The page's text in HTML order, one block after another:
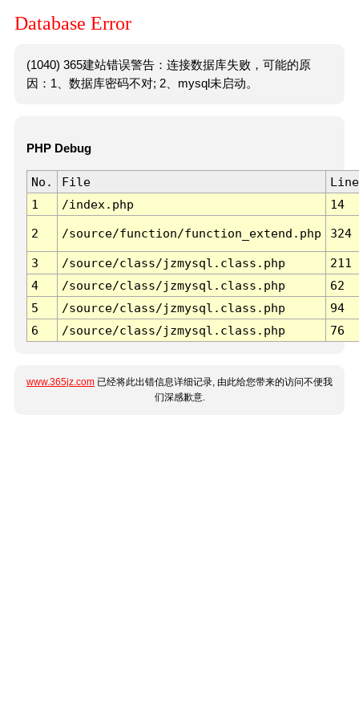
Database Error
(1040) 365建站错误警告：连接数据库失败，可能的原
因：1、数据库密码不对; 2、mysql未启动。
PHP Debug
No. File
Line
1
/index.php 14
2 /source/function/function_extend.php 324
3 /source/class/jzmysql.class.php
211
4
/source/class/jzmysql.class.php
62
5
/source/class/jzmysql.class.php
94
6
/source/class/jzmysql.class.php 76
www.365jz.com 已经将此出错信息详细记录, 由此给您带来的访问不便我
们深感歉意.